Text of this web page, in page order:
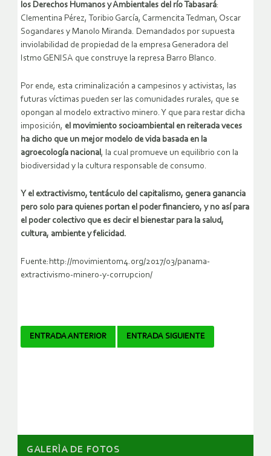
los Derechos Humanos y Ambientales del río Tabasará:
Clementina Pérez, Toribio García, Carmencita Tedman, Oscar
Sogandares y Manolo Miranda. Demandados por supuesta
inviolabilidad de propiedad de la empresa Generadora del
Istmo GENISA que construye la represa Barro Blanco.
Por ende, esta criminalización a campesinos y activistas, las
futuras víctimas pueden ser las comunidades rurales, que se
opongan al modelo extractivo minero. Y que para restar dicha
imposición, el movimiento socioambiental en reiterada veces
ha dicho que un mejor modelo de vida basada en la
agroecología nacional, la cual promueve un equilibrio con la
biodiversidad y la cultura responsable de consumo.
Y el extractivismo, tentáculo del capitalismo, genera ganancia
pero solo para quienes portan el poder financiero, y no así para
el poder colectivo que es decir el bienestar para la salud,
cultura, ambiente y felicidad.
Fuente:http://movimientom4.org/2017/03/panama-
extractivismo-minero-y-corrupcion/
Navegador
ENTRADA ANTERIOR ENTRADA SIGUIENTE
GALERÌA DE FOTOS